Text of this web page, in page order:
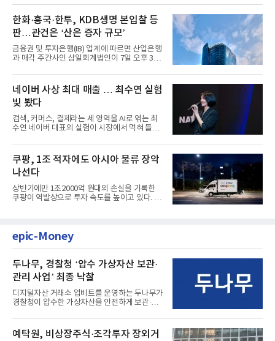
한화·흥국·한투, KDB생명 본입찰 등
판…관건은 ‘산은 증자 규모’
금융권 및 투자은행(IB) 업계에 따르면 산업은행
과 매각 주간사인 삼일회계법인이 7일 오후 3시
네이버 사상 최대 매출 … 최수연 실험
빛 봤다
검색, 커머스, 결제라는 세 영역을 AI로 엮는 최
수연 네이버 대표의 실험이 시장에서 먹혀 들어
쿠팡, 1조 적자에도 아시아 물류 장악
나선다
상반기에만 1조2000억 원대의 손실을 기록한
쿠팡이 역발상으로 투자 속도를 높이고 있다. 이
epic-Money
두나무, 경찰청 ‘압수 가상자산 보관·
관리 사업’ 최종 낙찰
디지털자산 거래소 업비트를 운영하는 두나무가
경찰청이 압수한 가상자산을 안전하게 보관·관
예탁원, 비상장주식·조각투자 장외거